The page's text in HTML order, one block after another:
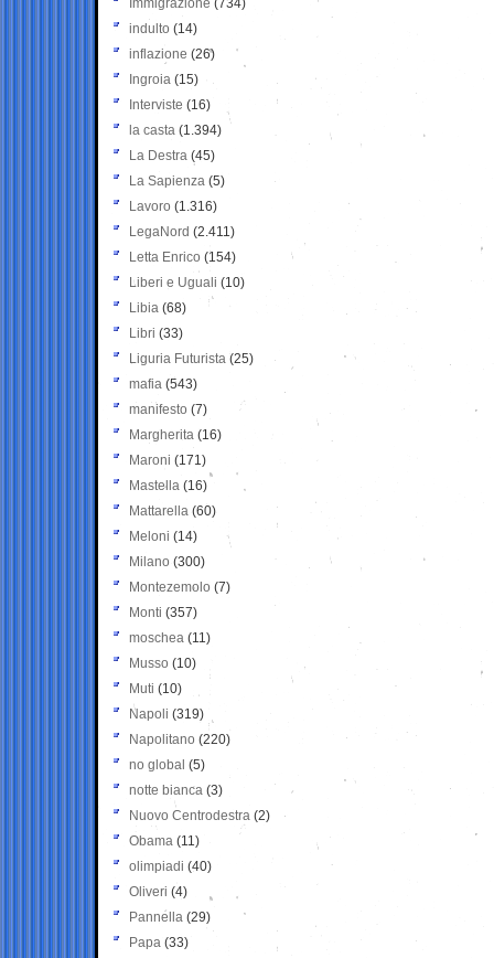
Immigrazione (734)
indulto (14)
inflazione (26)
Ingroia (15)
Interviste (16)
la casta (1.394)
La Destra (45)
La Sapienza (5)
Lavoro (1.316)
LegaNord (2.411)
Letta Enrico (154)
Liberi e Uguali (10)
Libia (68)
Libri (33)
Liguria Futurista (25)
mafia (543)
manifesto (7)
Margherita (16)
Maroni (171)
Mastella (16)
Mattarella (60)
Meloni (14)
Milano (300)
Montezemolo (7)
Monti (357)
moschea (11)
Musso (10)
Muti (10)
Napoli (319)
Napolitano (220)
no global (5)
notte bianca (3)
Nuovo Centrodestra (2)
Obama (11)
olimpiadi (40)
Oliveri (4)
Pannella (29)
Papa (33)